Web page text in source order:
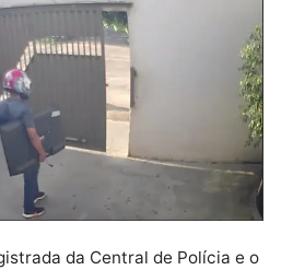
da região a sensação de
e muitos furtos são
no horário comercial, em
das residências saem para